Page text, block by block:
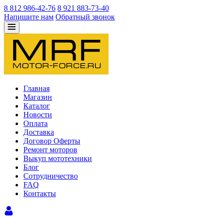
8 812 986-42-76 8 921 883-73-40
Напишите нам Обратный звонок
Главная
Магазин
Каталог
Новости
Оплата
Доставка
Договор Оферты
Ремонт моторов
Выкуп мототехники
Блог
Сотрудничество
FAQ
Контакты